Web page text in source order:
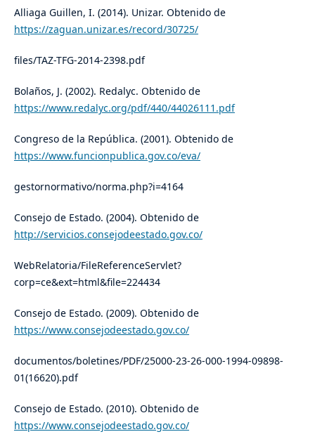
Alliaga Guillen, I. (2014). Unizar. Obtenido de
https://zaguan.unizar.es/record/30725/
files/TAZ-TFG-2014-2398.pdf
Bolaños, J. (2002). Redalyc. Obtenido de
https://www.redalyc.org/pdf/440/44026111.pdf
Congreso de la República. (2001). Obtenido de
https://www.funcionpublica.gov.co/eva/
gestornormativo/norma.php?i=4164
Consejo de Estado. (2004). Obtenido de
http://servicios.consejodeestado.gov.co/
WebRelatoria/FileReferenceServlet?
corp=ce&ext=html&file=224434
Consejo de Estado. (2009). Obtenido de
https://www.consejodeestado.gov.co/
documentos/boletines/PDF/25000-23-26-000-1994-09898-
01(16620).pdf
Consejo de Estado. (2010). Obtenido de
https://www.consejodeestado.gov.co/